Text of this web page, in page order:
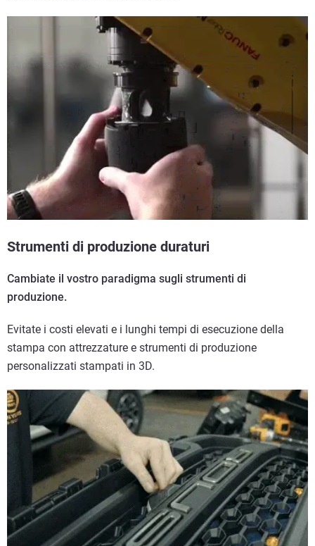
Strumenti di produzione duraturi
Cambiate il vostro paradigma sugli strumenti di
produzione.
Evitate i costi elevati e i lunghi tempi di esecuzione della
stampa con attrezzature e strumenti di produzione
personalizzati stampati in 3D.